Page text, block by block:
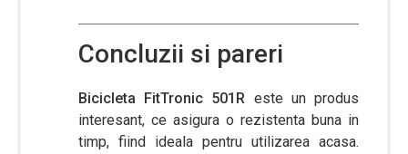
Concluzii si pareri
Bicicleta FitTronic 501R este un produs
interesant, ce asigura o rezistenta buna in
timp, fiind ideala pentru utilizarea acasa.